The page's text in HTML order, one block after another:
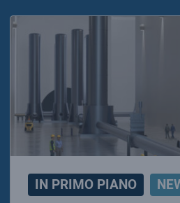
IN PRIMO PIANO